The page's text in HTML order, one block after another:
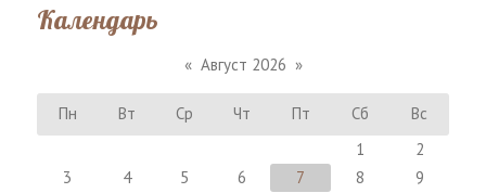
Календарь
« Август 2026 »
Пн Вт Ср Чт Пт Сб
Вс
1
2
3
4 5 6 7 8
9